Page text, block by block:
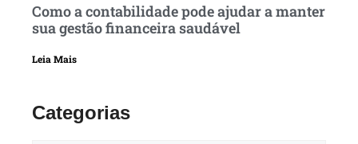
Como a contabilidade pode ajudar a manter
sua gestão financeira saudável
Leia Mais
Categorias